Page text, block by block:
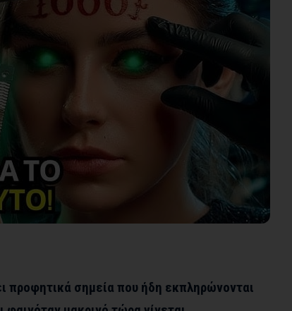
προφητικά σημεία που ήδη εκπληρώνονται